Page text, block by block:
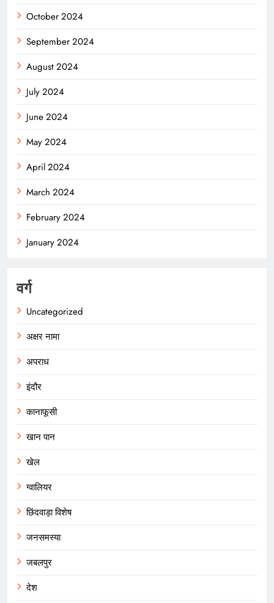
October 2024
September 2024
August 2024
July 2024
June 2024
May 2024
April 2024
March 2024
February 2024
January 2024
वर्ग
Uncategorized
अक्षर नामा
अपराध
इंदौर
कानाफूसी
खान पान
खेल
ग्वालियर
छिंदवाड़ा विशेष
जनसमस्या
जबलपुर
देश